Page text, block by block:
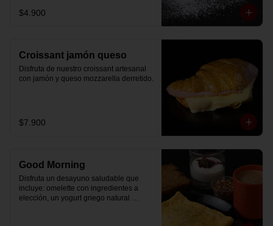
$4.900
Croissant jamón queso
Disfruta de nuestro croissant artesanal
con jamón y queso mozzarella derretido.
$7.900
Good Morning
Disfruta un desayuno saludable que
incluye: omelette con ingredientes a
elección, un yogurt griego natural